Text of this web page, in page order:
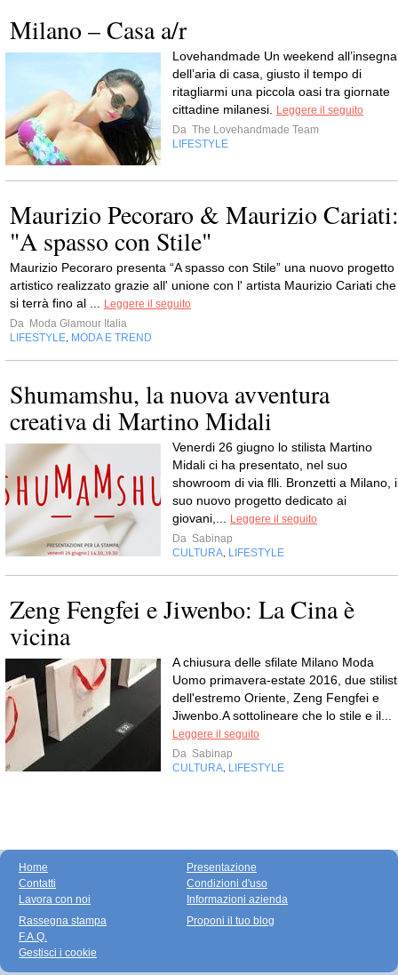
Milano – Casa a/r
Lovehandmade Un weekend all’insegna
dell’aria di casa, giusto il tempo di
ritagliarmi una piccola oasi tra giornate
cittadine milanesi.
Leggere il seguito
Da The Lovehandmade Team
LIFESTYLE
Maurizio Pecoraro & Maurizio Cariati:
"A spasso con Stile"
Maurizio Pecoraro presenta “A spasso con Stile” una nuovo progetto
artistico realizzato grazie all' unione con l' artista Maurizio Cariati che
si terrà fino al ...
Leggere il seguito
Da Moda Glamour Italia
LIFESTYLE MODA E TREND
Shumamshu, la nuova avventura
creativa di Martino Midali
Venerdi 26 giugno lo stilista Martino
Midali ci ha presentato, nel suo
showroom di via flli. Bronzetti a Milano,
suo nuovo progetto dedicato ai
giovani,...
Leggere il seguito
Da Sabinap
CULTURA LIFESTYLE
Zeng Fengfei e Jiwenbo: La Cina è
vicina
A chiusura delle sfilate Milano Moda
Uomo primavera-estate 2016, due
dell'estremo Oriente, Zeng Fengfei e
Jiwenbo.A sottolineare che lo stile e il...
Leggere il seguito
Da Sabinap
CULTURA LIFESTYLE
Home
Contatti
Lavora con noi
Presentazione
Condizioni d'uso
Informazioni azienda
Rassegna stampa
F.A.Q.
Gestisci i cookie
Proponi il tuo blog